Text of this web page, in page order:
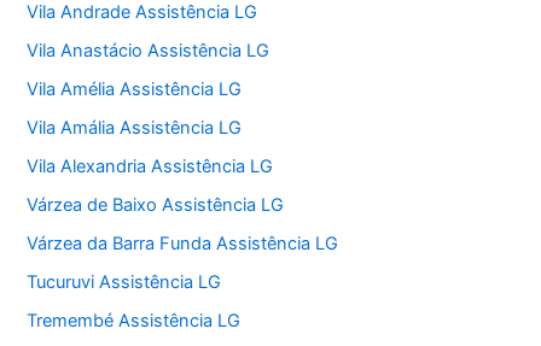
Vila Andrade Assistência LG
Vila Anastácio Assistência LG
Vila Amélia Assistência LG
Vila Amália Assistência LG
Vila Alexandria Assistência LG
Várzea de Baixo Assistência LG
Várzea da Barra Funda Assistência LG
Tucuruvi Assistência LG
Tremembé Assistência LG